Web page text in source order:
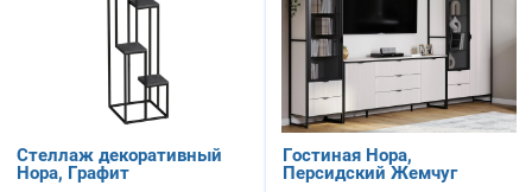
Стеллаж декоративный
Нора, Графит
Гостиная Нора,
Персидский Жемчуг